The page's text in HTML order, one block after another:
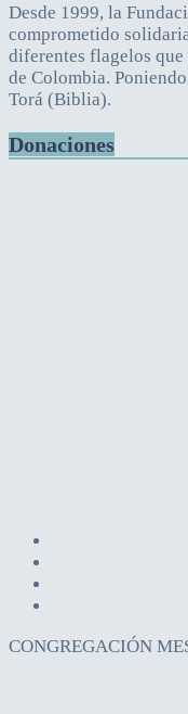
Desde 1999, la
comprometido
diferentes flagelos
de Colombia.
Torá (Biblia).
Donaciones
CONGREGACIÓN